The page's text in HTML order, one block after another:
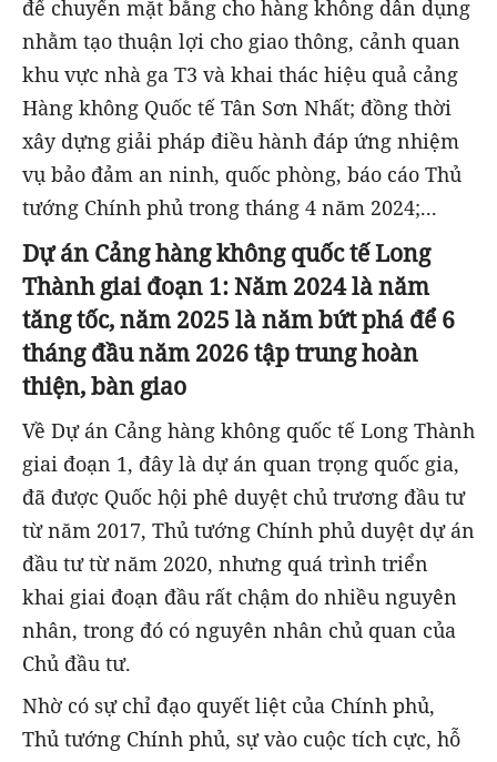
để chuyển mặt bằng cho hàng không dân dụng
nhằm tạo thuận lợi cho giao thông, cảnh quan
khu vực nhà ga T3 và khai thác hiệu quả cảng
Hàng không Quốc tế Tân Sơn Nhất; đồng thời
xây dựng giải pháp điều hành đáp ứng nhiệm
vụ bảo đảm an ninh, quốc phòng, báo cáo Thủ
tướng Chính phủ trong tháng 4 năm 2024;...
Dự án Cảng hàng không quốc tế Long
Thành giai đoạn 1: Năm 2024 là năm
tăng tốc, năm 2025 là năm bứt phá để 6
tháng đầu năm 2026 tập trung hoàn
thiện, bàn giao
Về Dự án Cảng hàng không quốc tế Long Thành
giai đoạn 1, đây là dự án quan trọng quốc gia,
đã được Quốc hội phê duyệt chủ trương đầu tư
từ năm 2017, Thủ tướng Chính phủ duyệt dự án
đầu tư từ năm 2020, nhưng quá trình triển
khai giai đoạn đầu rất chậm do nhiều nguyên
nhân, trong đó có nguyên nhân chủ quan của
Chủ đầu tư.
Nhờ có sự chỉ đạo quyết liệt của Chính phủ,
Thủ tướng Chính phủ, sự vào cuộc tích cực, hỗ